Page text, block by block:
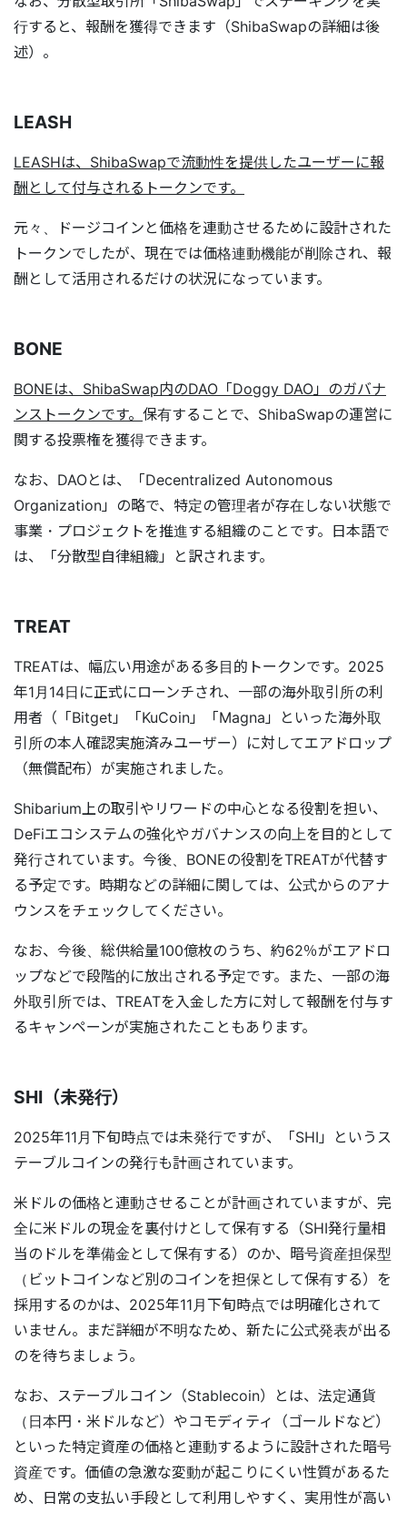
行すると、報酬を獲得できます（ShibaSwapの詳細は後
述）。
LEASH
LEASHは、ShibaSwapで流動性を提供したユーザーに報
酬として付与されるトークンです。
元々、ドージコインと価格を連動させるために設計された
トークンでしたが、現在では価格連動機能が削除され、報
酬として活用されるだけの状況になっています。
BONE
BONEは、ShibaSwap内のDAO「Doggy DAO」のガバナ
ンストークンです。 保有することで、ShibaSwapの運営に
関する投票権を獲得できます。
なお、DAOとは、「Decentralized Autonomous
Organization」の略で、特定の管理者が存在しない状態で
事業・プロジェクトを推進する組織のことです。日本語で
は、「分散型自律組織」と訳されます。
TREAT
TREATは、幅広い用途がある多目的トークンです。2025
年1月14日に正式にローンチされ、一部の海外取引所の利
用者（「Bitget」「KuCoin」「Magna」といった海外取
引所の本人確認実施済みユーザー）に対してエアドロップ
（無償配布）が実施されました。
Shibarium上の取引やリワードの中心となる役割を担い、
DeFiエコシステムの強化やガバナンスの向上を目的として
発行されています。今後、BONEの役割をTREATが代替す
る予定です。時期などの詳細に関しては、公式からのアナ
ウンスをチェックしてください。
なお、今後、総供給量100億枚のうち、約62％がエアドロ
ップなどで段階的に放出される予定です。また、一部の海
外取引所では、TREATを入金した方に対して報酬を付与す
るキャンペーンが実施されたこともあります。
SHI（未発行）
2025年11月下旬時点では未発行ですが、「SHI」というス
テーブルコインの発行も計画されています。
米ドルの価格と連動させることが計画されていますが、完
全に米ドルの現金を裏付けとして保有する（SHI発行量相
当のドルを準備金として保有する）のか、暗号資産担保型
（ビットコインなど別のコインを担保として保有する）を
採用するのかは、2025年11月下旬時点では明確化されて
いません。まだ詳細が不明なため、新たに公式発表が出る
のを待ちましょう。
なお、ステーブルコイン（Stablecoin）とは、法定通貨
（日本円・米ドルなど）やコモディティ（ゴールドなど）
といった特定資産の価格と連動するように設計された暗号
資産です。価値の急激な変動が起こりにくい性質があるた
め、日常の支払い手段として利用しやすく、実用性が高い